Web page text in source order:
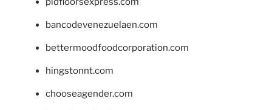
bancodevenezuelaen.com
bettermoodfoodcorporation.com
hingstonnt.com
chooseagender.com